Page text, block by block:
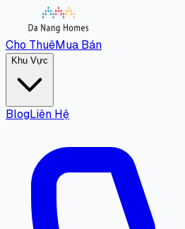
Cho ThuêMua Bán
Khu Vực
BlogLiên Hệ